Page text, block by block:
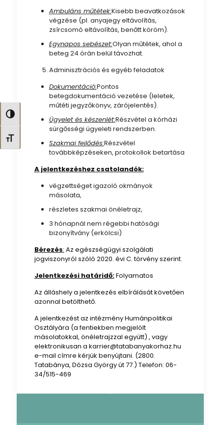
Nagy kontraszt váltása
Betűméret váltása
Ambuláns műtétek:Kisebb beavatkozások
végzése (pl. anyajegy eltávolítás,
zsírcsomó eltávolítás, benőtt köröm).
Egynapos sebészet:Olyan műtétek, ahol a
beteg 24 órán belül távozhat.
Adminisztrációs és egyéb feladatok
Dokumentáció:Pontos
betegdokumentáció vezetése (leletek,
műtéti jegyzőkönyv, zárójelentés).
Ügyelet és készenlét:Részvétel a kórházi
sürgősségi ügyeleti rendszerben.
Szakmai fejlődés:Részvétel
továbbképzéseken, protokollok betartása
A jelentkezéshez csatolandók:
végzettséget igazoló okmányok
másolata,
részletes szakmai önéletrajz,
3 hónapnál nem régebbi hatósági
bizonyítvány (erkölcsi)
Bérezés: Az egészségügyi szolgálati
jogviszonyról szóló 2020. évi C. törvény szerint.
Jelentkezési határidő:Folyamatos
Az álláshely a jelentkezés elbírálását követően
azonnal betölthető.
A jelentkezést az intézmény Humánpolitikai
Osztályára (a fentiekben megjelölt
másolatokkal, önéletrajzzal együtt) , vagy
elektronikusan a karrier@tatabanyakorhaz.hu
e-mail címre kérjük benyújtani. (2800.
Tatabánya, Dózsa György út 77.) Telefon: 06-
34/515-469